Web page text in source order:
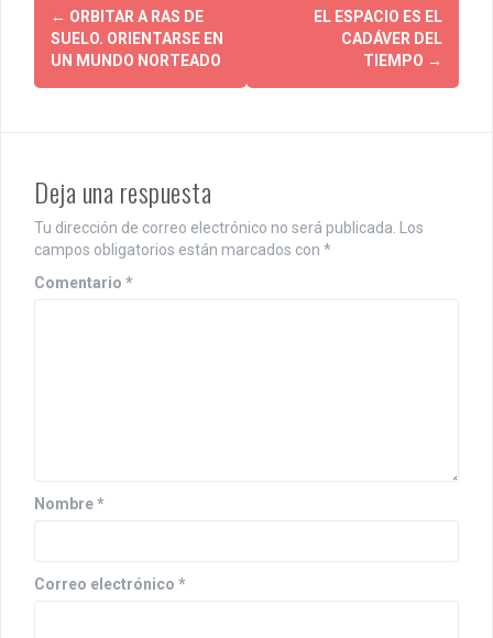
P
n
a
v
i
o
← ORBITAR A RAS DE
SUELO. ORIENTARSE EN
UN MUNDO NORTEADO
EL ESPACIO ES EL
CADÁVER DEL
TIEMPO →
Deja una respuesta
Tu dirección de correo electrónico no será publicada. Los
campos obligatorios están marcados con *
Comentario *
Nombre*
Correo electrónico *